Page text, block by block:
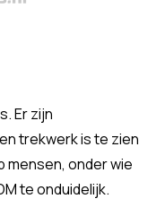
Er zijn
trekwerk is te zien
mensen, onder wie
te onduidelijk.